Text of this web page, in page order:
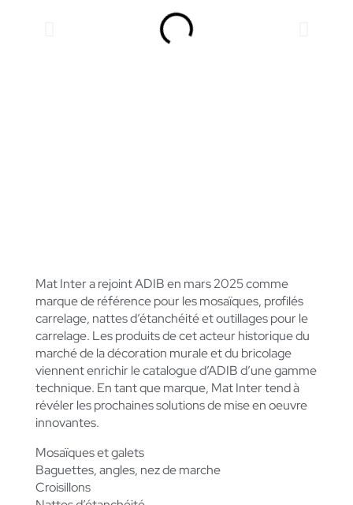
Mat Inter a rejoint ADIB en mars 2025 comme
marque de référence pour les mosaïques, profilés
carrelage, nattes d’étanchéité et outillages pour le
carrelage. Les produits de cet acteur historique du
marché de la décoration murale et du bricolage
viennent enrichir le catalogue d’ADIB d’une gamme
technique. En tant que marque, Mat Inter tend à
révéler les prochaines solutions de mise en oeuvre
innovantes.
Mosaïques et galets
Baguettes, angles, nez de marche
Croisillons